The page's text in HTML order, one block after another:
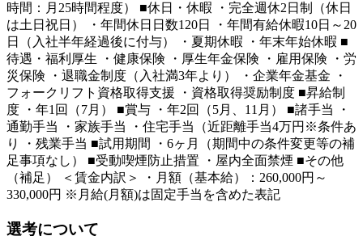
時間：月25時間程度） ■休日・休暇 ・完全週休2日制（休日
は土日祝日） ・年間休日日数120日 ・年間有給休暇10日～20
日（入社半年経過後に付与） ・夏期休暇 ・年末年始休暇 ■
待遇・福利厚生 ・健康保険 ・厚生年金保険 ・雇用保険 ・労
災保険 ・退職金制度（入社満3年より） ・企業年金基金 ・
フォークリフト資格取得支援 ・資格取得奨励制度 ■昇給制
度 ・年1回（7月） ■賞与 ・年2回（5月、11月） ■諸手当 ・
通勤手当 ・家族手当 ・住宅手当（近距離手当4万円※条件あ
り ・残業手当 ■試用期間 ・6ヶ月（期間中の条件変更等の補
足事項なし） ■受動喫煙防止措置 ・屋内全面禁煙 ■その他
（補足） ＜賃金内訳＞ ・月額（基本給）：260,000円～
330,000円 ※月給(月額)は固定手当を含めた表記
選考について